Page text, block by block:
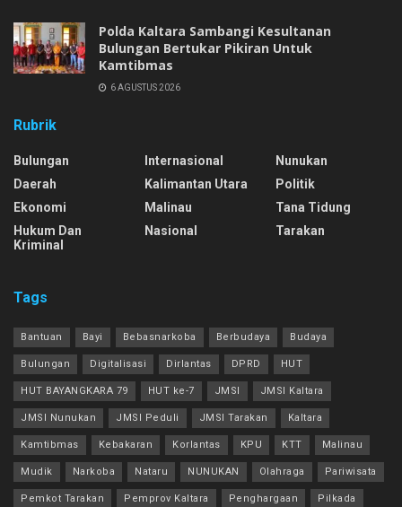
Polda Kaltara Sambangi Kesultanan
Bulungan Bertukar Pikiran Untuk
Kamtibmas
6 AGUSTUS 2026
Rubrik
Bulungan
Daerah
Ekonomi
Hukum Dan
Kriminal
Internasional
Kalimantan Utara
Malinau
Nasional
Nunukan
Politik
Tana Tidung
Tarakan
Tags
Bantuan Bayi Bebasnarkoba Berbudaya Budaya
Bulungan Digitalisasi Dirlantas DPRD HUT
HUT BAYANGKARA 79 HUT ke-7 JMSI JMSI Kaltara
JMSI Nunukan JMSI Peduli JMSI Tarakan Kaltara
Kamtibmas Kebakaran Korlantas KPU KTT Malinau
Mudik Narkoba Nataru NUNUKAN Olahraga Pariwisata
Pemkot Tarakan Pemprov Kaltara Penghargaan Pilkada